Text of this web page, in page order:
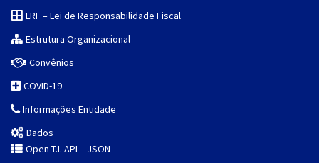
LRF – Lei de Responsabilidade Fiscal
Estrutura Organizacional
Convênios
COVID-19
Informações Entidade
Dados
Open T.I. API – JSON